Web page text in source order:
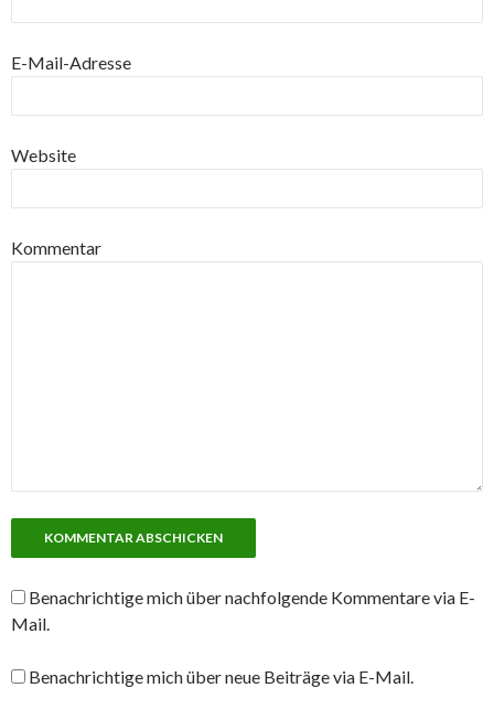
E-Mail-Adresse
Website
Kommentar
Benachrichtige mich über nachfolgende Kommentare via E-
Mail.
Benachrichtige mich über neue Beiträge via E-Mail.